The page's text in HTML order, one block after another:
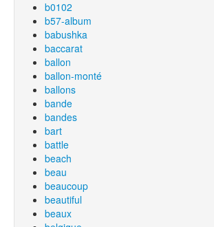
b0102
b57-album
babushka
baccarat
ballon
ballon-monté
ballons
bande
bandes
bart
battle
beach
beau
beaucoup
beautiful
beaux